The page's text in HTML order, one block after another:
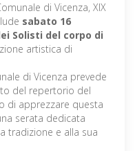
di Vicenza, XIX
sabato 16
Solisti del corpo di
artistica di
di Vicenza prevede
del repertorio del
di apprezzare questa
serata dedicata
tradizione e alla sua